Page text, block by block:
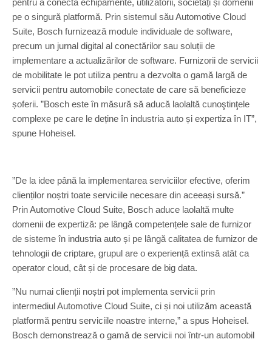
pentru a conecta echipamente, utilizatorii, societăți și domenii
pe o singură platformă. Prin sistemul său Automotive Cloud
Suite, Bosch furnizează module individuale de software,
precum un jurnal digital al conectărilor sau soluții de
implementare a actualizărilor de software. Furnizorii de servicii
de mobilitate le pot utiliza pentru a dezvolta o gamă largă de
servicii pentru automobile conectate de care să beneficieze
șoferii. ”Bosch este în măsură să aducă laolaltă cunoştinţele
complexe pe care le deține în industria auto și expertiza în IT”,
spune Hoheisel.
”De la idee până la implementarea serviciilor efective, oferim
clienților noștri toate serviciile necesare din aceeași sursă.”
Prin Automotive Cloud Suite, Bosch aduce laolaltă multe
domenii de expertiză: pe lângă competențele sale de furnizor
de sisteme în industria auto și pe lângă calitatea de furnizor de
tehnologii de criptare, grupul are o experiență extinsă atât ca
operator cloud, cât și de procesare de big data.
”Nu numai clienții noștri pot implementa servicii prin
intermediul Automotive Cloud Suite, ci și noi utilizăm această
platformă pentru serviciile noastre interne,” a spus Hoheisel.
Bosch demonstrează o gamă de servicii noi într-un automobil